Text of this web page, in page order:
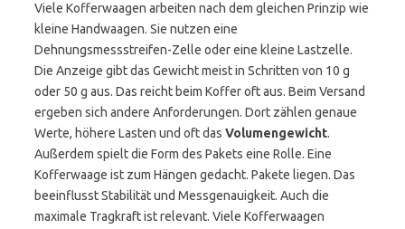
Viele Kofferwaagen arbeiten nach dem gleichen Prinzip wie
kleine Handwaagen. Sie nutzen eine
Dehnungsmessstreifen-Zelle oder eine kleine Lastzelle.
Die Anzeige gibt das Gewicht meist in Schritten von 10 g
oder 50 g aus. Das reicht beim Koffer oft aus. Beim Versand
ergeben sich andere Anforderungen. Dort zählen genaue
Werte, höhere Lasten und oft das Volumengewicht.
Außerdem spielt die Form des Pakets eine Rolle. Eine
Kofferwaage ist zum Hängen gedacht. Pakete liegen. Das
beeinflusst Stabilität und Messgenauigkeit. Auch die
maximale Tragkraft ist relevant. Viele Kofferwaagen